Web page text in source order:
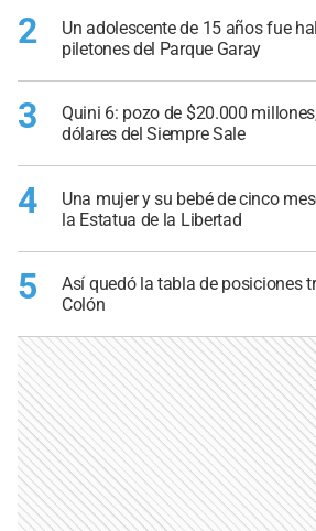
2
Un adolescente de 15 años fue
piletones del Parque Garay
3
Quini 6: pozo de $20.000
dólares del Siempre Sale
4
Una mujer y su bebé de cinco
la Estatua de la Libertad
5
Así quedó la tabla de posiciones
Colón